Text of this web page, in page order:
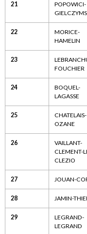
21
POPOWICI-
22
MORICE-
HAMELIN
23
FOUCHIER
24
BOQUEL-
LAGASSE
25
CHATELAIS-
OZANE
26
VAILLANT-
CLEMENT-
CLEZIO
27 JOUAN-
28 JAMIN-
29
LEGRAND-
LEGRAND